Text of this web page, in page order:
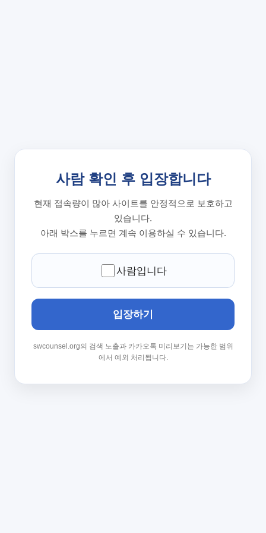
사람 확인 후 입장합니다
현재 접속량이 많아 사이트를 안정적으로 보호하고
있습니다.
아래 박스를 누르면 계속 이용하실 수 있습니다.
사람입니다
입장하기
swcounsel.org의 검색 노출과 카카오톡 미리보기는 가능한 범위
에서 예외 처리됩니다.